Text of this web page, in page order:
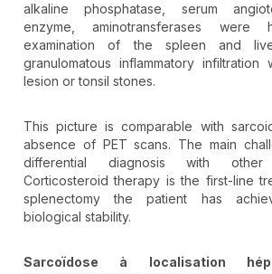
alkaline phosphatase, serum
enzyme, aminotransferases were
examination of the spleen and
granulomatous inflammatory infiltration
lesion or tonsil stones.
This picture is comparable with
absence of PET scans. The main
differential diagnosis with other
Corticosteroid therapy is the first-line
splenectomy the patient has
biological stability.
Sarcoïdose à localisation